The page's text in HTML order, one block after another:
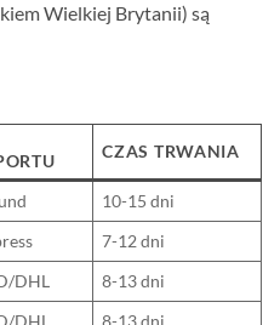
Wielkiej Brytanii) są
CZAS TRWANIA
10-15 dni
7-12 dni
DHL
8-13 dni
DHL 8-13 dni